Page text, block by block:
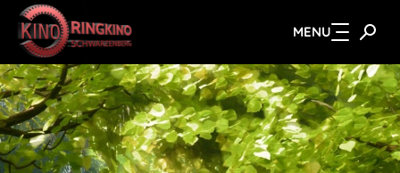
Zum Hauptinhalt springen MENU